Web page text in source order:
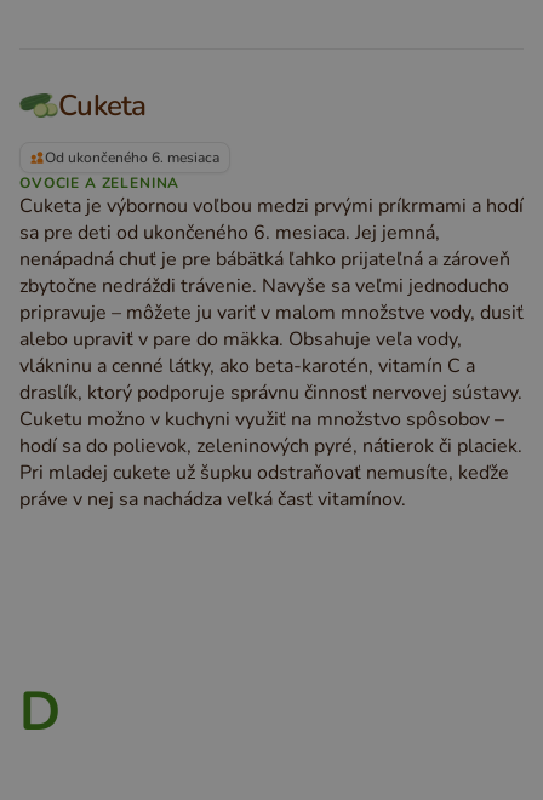
Cuketa
Od ukončeného 6. mesiaca
OVOCIE A ZELENINA
Cuketa je výbornou voľbou medzi prvými príkrmami a hodí
sa pre deti od ukončeného 6. mesiaca. Jej jemná,
nenápadná chuť je pre bábätká ľahko prijateľná a zároveň
zbytočne nedráždi trávenie. Navyše sa veľmi jednoducho
pripravuje – môžete ju variť v malom množstve vody, dusiť
alebo upraviť v pare do mäkka. Obsahuje veľa vody,
vlákninu a cenné látky, ako beta-karotén, vitamín C a
draslík, ktorý podporuje správnu činnosť nervovej sústavy.
Cuketu možno v kuchyni využiť na množstvo spôsobov –
hodí sa do polievok, zeleninových pyré, nátierok či placiek.
Pri mladej cukete už šupku odstraňovať nemusíte, keďže
práve v nej sa nachádza veľká časť vitamínov.
D